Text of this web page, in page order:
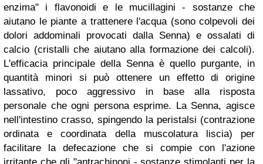
enzima" i flavonoidi e le mucillagini - sostanze che
aiutano le piante a trattenere l'acqua (sono colpevoli dei
dolori addominali provocati dalla Senna) e ossalati di
calcio (cristalli che aiutano alla formazione dei calcoli).
L'efficacia principale della Senna è quello purgante, in
quantità minori si può ottenere un effetto di origine
lassativo, poco aggressivo in base alla risposta
personale che ogni persona esprime. La Senna, agisce
nell'intestino crasso, spingendo la peristalsi (contrazione
ordinata e coordinata della muscolatura liscia) per
facilitare la defecazione che si compie con l'azione